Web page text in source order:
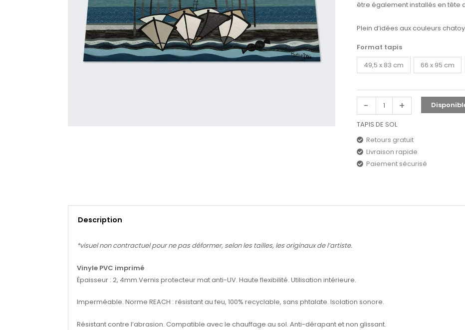
être également installés en tête
Plein d’idées aux couleurs
Format tapis
49,5 x 83 cm
66 x 95 cm
- +
TAPIS DE SOL
Retours gratuit
Livraison rapide
Paiement sécurisé
Description
*visuel non contractuel pour ne pas déformer, selon les tailles, les originaux de l’artiste.
Vinyle PVC imprimé
Épaisseur : 2, 4mm.Vernis protecteur mat anti-UV. Haute flexibilité. Utilisation intérieure.
Imperméable. Norme REACH : résistant au feu, 100% recyclable, sans phtalate. Isolation sonore.
Résistant contre l’abrasion. Compatible avec le chauffage au sol. Anti-dérapant et non glissant.